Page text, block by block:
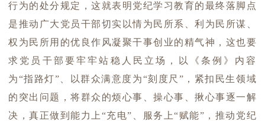
行为的处分规定，这就表明党纪学习教育的最终落脚点
是推动广大党员干部切实以情为民所系、利为民所谋、
权为民所用的优良作风凝聚干事创业的精气神，这也要
求党员干部要牢牢站稳人民立场，以《条例》内容
为“指路灯”、以群众满意度为“刻度尺”，紧扣民生领域
的突出问题，将群众的烦心事、操心事、揪心事逐一解
决，真正做到能力上“充电”、服务上“赋能”，推动党纪